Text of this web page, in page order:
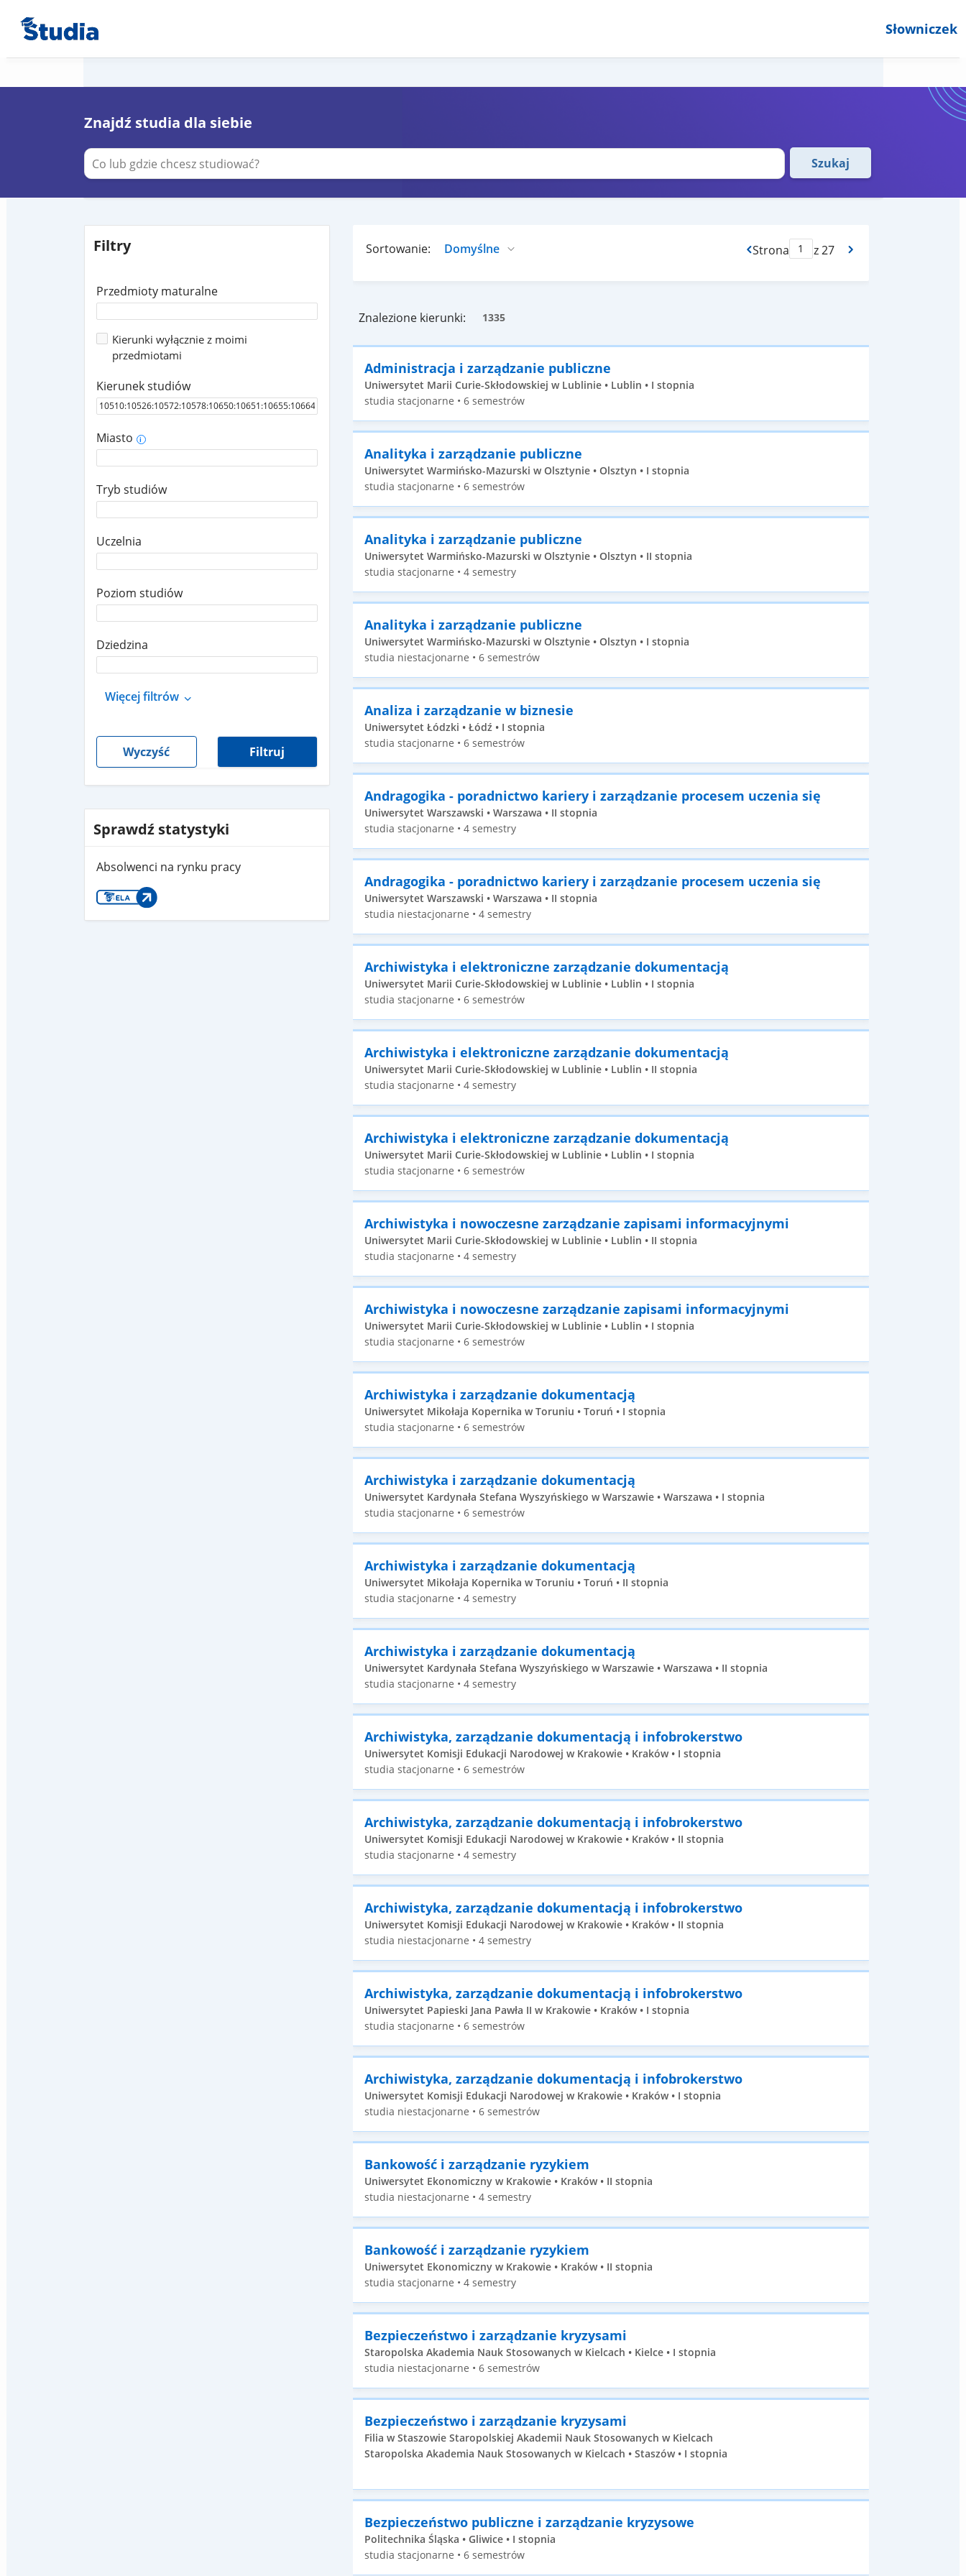
Słowniczek
Znajdź studia dla siebie
Szukaj
Filtry
Przedmioty maturalne
Kierunki wyłącznie z moimi
przedmiotami
Kierunek studiów
Miasto i
Tryb studiów
Uczelnia
Poziom studiów
Dziedzina
Więcej filtrów
Wyczyść Filtruj
Sprawdź statystyki
Absolwenci na rynku pracy
Sortowanie: Strona z 27
Znalezione kierunki: 1335
Administracja i zarządzanie publiczne
Uniwersytet Marii Curie-Skłodowskiej w Lublinie • Lublin • I stopnia
studia stacjonarne • 6 semestrów
Analityka i zarządzanie publiczne
Uniwersytet Warmińsko-Mazurski w Olsztynie • Olsztyn • I stopnia
studia stacjonarne • 6 semestrów
Analityka i zarządzanie publiczne
Uniwersytet Warmińsko-Mazurski w Olsztynie • Olsztyn • II stopnia
studia stacjonarne • 4 semestry
Analityka i zarządzanie publiczne
Uniwersytet Warmińsko-Mazurski w Olsztynie • Olsztyn • I stopnia
studia niestacjonarne • 6 semestrów
Analiza i zarządzanie w biznesie
Uniwersytet Łódzki • Łódź • I stopnia
studia stacjonarne • 6 semestrów
Andragogika - poradnictwo kariery i zarządzanie procesem uczenia się
Uniwersytet Warszawski • Warszawa • II stopnia
studia stacjonarne • 4 semestry
Andragogika - poradnictwo kariery i zarządzanie procesem uczenia się
Uniwersytet Warszawski • Warszawa • II stopnia
studia niestacjonarne • 4 semestry
Archiwistyka i elektroniczne zarządzanie dokumentacją
Uniwersytet Marii Curie-Skłodowskiej w Lublinie • Lublin • I stopnia
studia stacjonarne • 6 semestrów
Archiwistyka i elektroniczne zarządzanie dokumentacją
Uniwersytet Marii Curie-Skłodowskiej w Lublinie • Lublin • II stopnia
studia stacjonarne • 4 semestry
Archiwistyka i elektroniczne zarządzanie dokumentacją
Uniwersytet Marii Curie-Skłodowskiej w Lublinie • Lublin • I stopnia
studia stacjonarne • 6 semestrów
Archiwistyka i nowoczesne zarządzanie zapisami informacyjnymi
Uniwersytet Marii Curie-Skłodowskiej w Lublinie • Lublin • II stopnia
studia stacjonarne • 4 semestry
Archiwistyka i nowoczesne zarządzanie zapisami informacyjnymi
Uniwersytet Marii Curie-Skłodowskiej w Lublinie • Lublin • I stopnia
studia stacjonarne • 6 semestrów
Archiwistyka i zarządzanie dokumentacją
Uniwersytet Mikołaja Kopernika w Toruniu • Toruń • I stopnia
studia stacjonarne • 6 semestrów
Archiwistyka i zarządzanie dokumentacją
Uniwersytet Kardynała Stefana Wyszyńskiego w Warszawie • Warszawa • I stopnia
studia stacjonarne • 6 semestrów
Archiwistyka i zarządzanie dokumentacją
Uniwersytet Mikołaja Kopernika w Toruniu • Toruń • II stopnia
studia stacjonarne • 4 semestry
Archiwistyka i zarządzanie dokumentacją
Uniwersytet Kardynała Stefana Wyszyńskiego w Warszawie • Warszawa • II stopnia
studia stacjonarne • 4 semestry
Archiwistyka, zarządzanie dokumentacją i infobrokerstwo
Uniwersytet Komisji Edukacji Narodowej w Krakowie • Kraków • I stopnia
studia stacjonarne • 6 semestrów
Archiwistyka, zarządzanie dokumentacją i infobrokerstwo
Uniwersytet Komisji Edukacji Narodowej w Krakowie • Kraków • II stopnia
studia stacjonarne • 4 semestry
Archiwistyka, zarządzanie dokumentacją i infobrokerstwo
Uniwersytet Komisji Edukacji Narodowej w Krakowie • Kraków • II stopnia
studia niestacjonarne • 4 semestry
Archiwistyka, zarządzanie dokumentacją i infobrokerstwo
Uniwersytet Papieski Jana Pawła II w Krakowie • Kraków • I stopnia
studia stacjonarne • 6 semestrów
Archiwistyka, zarządzanie dokumentacją i infobrokerstwo
Uniwersytet Komisji Edukacji Narodowej w Krakowie • Kraków • I stopnia
studia niestacjonarne • 6 semestrów
Bankowość i zarządzanie ryzykiem
Uniwersytet Ekonomiczny w Krakowie • Kraków • II stopnia
studia niestacjonarne • 4 semestry
Bankowość i zarządzanie ryzykiem
Uniwersytet Ekonomiczny w Krakowie • Kraków • II stopnia
studia stacjonarne • 4 semestry
Bezpieczeństwo i zarządzanie kryzysami
Staropolska Akademia Nauk Stosowanych w Kielcach • Kielce • I stopnia
studia niestacjonarne • 6 semestrów
Bezpieczeństwo i zarządzanie kryzysami
Filia w Staszowie Staropolskiej Akademii Nauk Stosowanych w Kielcach
Staropolska Akademia Nauk Stosowanych w Kielcach • Staszów • I stopnia
Bezpieczeństwo publiczne i zarządzanie kryzysowe
Politechnika Śląska • Gliwice • I stopnia
studia stacjonarne • 6 semestrów